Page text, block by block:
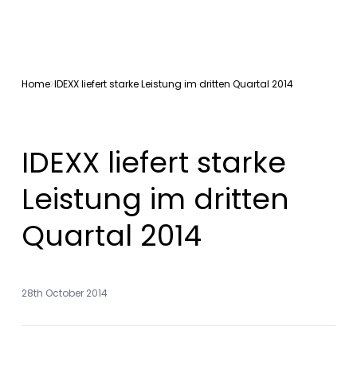
Home IDEXX liefert starke Leistung im dritten Quartal 2014
IDEXX liefert starke
Leistung im dritten
Quartal 2014
28th October 2014